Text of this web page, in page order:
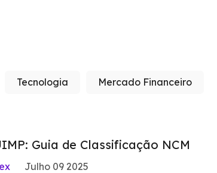
Tecnologia Mercado Financeiro
Guia de Classificação NCM
Julho 09 2025